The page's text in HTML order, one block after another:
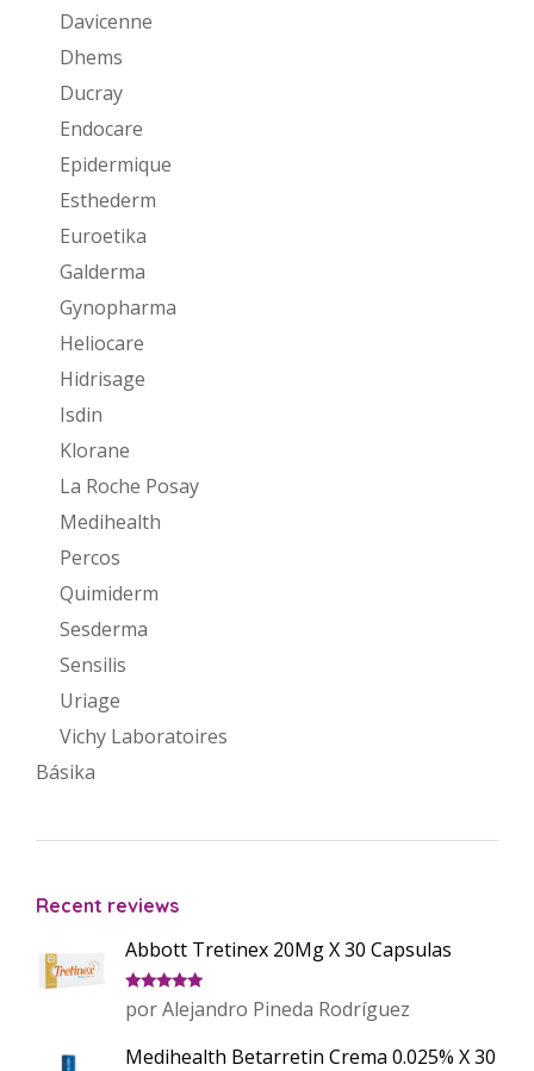
Davicenne
Dhems
Ducray
Endocare
Epidermique
Esthederm
Euroetika
Galderma
Gynopharma
Heliocare
Hidrisage
Isdin
Klorane
La Roche Posay
Medihealth
Percos
Quimiderm
Sesderma
Sensilis
Uriage
Vichy Laboratoires
Básika
Recent reviews
Abbott Tretinex 20Mg X 30 Capsulas
Valorado
con
de 5
por Alejandro Pineda Rodríguez
Medihealth Betarretin Crema 0.025% X 30